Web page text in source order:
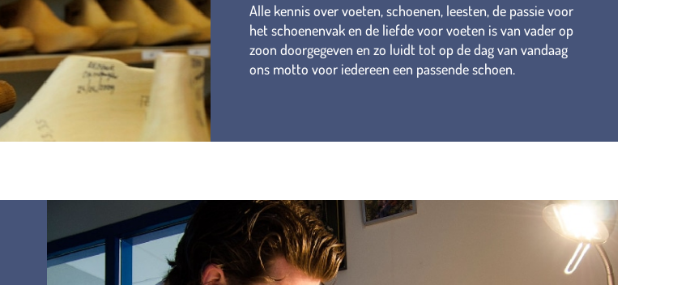
Alle kennis over voeten, schoenen, leesten, de passie voor
het schoenenvak en de liefde voor voeten is van vader op
zoon doorgegeven en zo luidt tot op de dag van vandaag
ons motto voor iedereen een passende schoen.